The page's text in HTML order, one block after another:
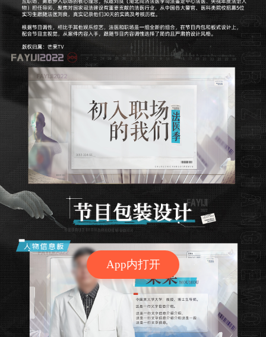
App内打开